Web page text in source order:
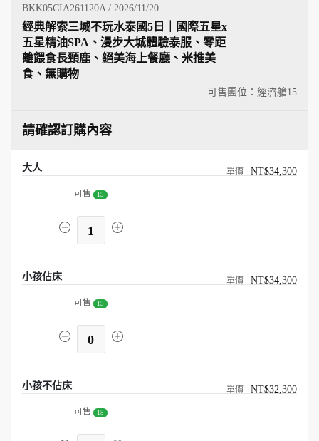
BKK05CIA261120A / 2026/11/20
可售團位：經濟艙15
經典解索三城不玩水泰國5日｜國際五星x
五星精油SPA、漫步大城體驗泰服、零距
離餵食長頸鹿、絕美海上餐廳、米推美
食、無購物
請確認訂購內容
大人 NT$34,300
可售 15
1
小孩佔床 NT$34,300
可售 15
0
小孩不佔床 NT$32,300
可售 15